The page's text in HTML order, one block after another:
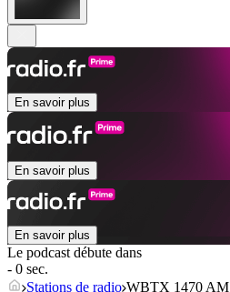
En savoir plus
En savoir plus
En savoir plus
Le podcast débute dans
- 0 sec.
Stations de radio WBTX 1470 AM